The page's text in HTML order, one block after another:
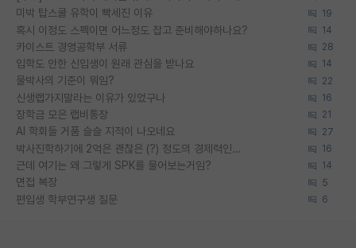
미박 탑스쿨 유학이 빡세진 이유 19
혹시 이정도 스펙이면 어느정도 잡고 준비해야하나요? 14
카이스트 경영공학부 서류 28
입학도 안한 신입생이 원래 관심을 받나요 14
물박사의 기준이 뭐임? 22
신생랩가지말라는 이유가 있었구나 16
장학금 모은 랩비통장 21
AI 학회들 거품 슬슬 지적이 나오네요 27
박사진학하기에 2억은 괜찮은 (?) 정도의 경제력인가요 16
근데 여기는 왜 그렇게 SPK를 물어보는거임? 14
면접 복장 5
편입생 학부연구생 질문 6